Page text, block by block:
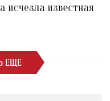
исчезла известная
ЕЩЕ